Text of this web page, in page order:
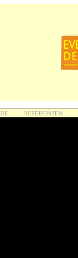
REFERENZEN